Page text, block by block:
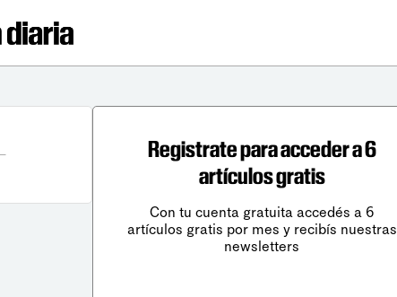
Registrate para acceder a 6
artículos gratis
Con tu cuenta gratuita accedés a 6
artículos gratis por mes y recibís nuestras
newsletters